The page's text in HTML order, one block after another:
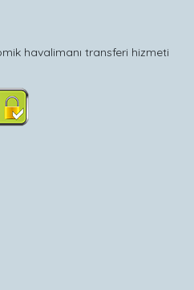
havalimanı transferi hizmeti